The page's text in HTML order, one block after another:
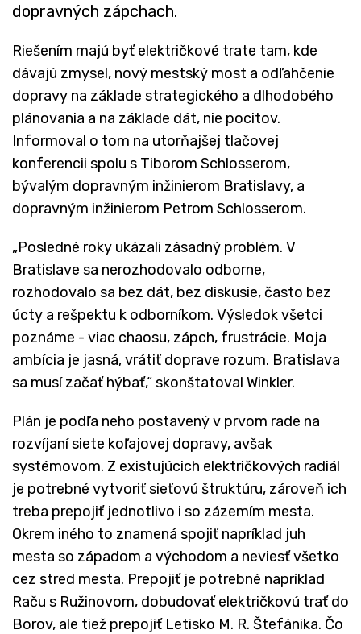
dopravných zápchach.
Riešením majú byť električkové trate tam, kde
dávajú zmysel, nový mestský most a odľahčenie
dopravy na základe strategického a dlhodobého
plánovania a na základe dát, nie pocitov.
Informoval o tom na utorňajšej tlačovej
konferencii spolu s Tiborom Schlosserom,
bývalým dopravným inžinierom Bratislavy, a
dopravným inžinierom Petrom Schlosserom.
„Posledné roky ukázali zásadný problém. V
Bratislave sa nerozhodovalo odborne,
rozhodovalo sa bez dát, bez diskusie, často bez
úcty a rešpektu k odborníkom. Výsledok všetci
poznáme - viac chaosu, zápch, frustrácie. Moja
ambícia je jasná, vrátiť doprave rozum. Bratislava
sa musí začať hýbať,“ skonštatoval Winkler.
Plán je podľa neho postavený v prvom rade na
rozvíjaní siete koľajovej dopravy, avšak
systémovom. Z existujúcich električkových radiál
je potrebné vytvoriť sieťovú štruktúru, zároveň ich
treba prepojiť jednotlivo i so zázemím mesta.
Okrem iného to znamená spojiť napríklad juh
mesta so západom a východom a neviesť všetko
cez stred mesta. Prepojiť je potrebné napríklad
Raču s Ružinovom, dobudovať električkovú trať do
Borov, ale tiež prepojiť Letisko M. R. Štefánika. Čo